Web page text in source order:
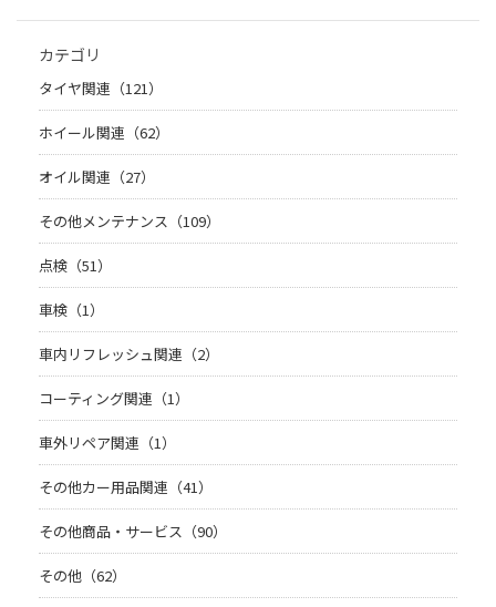
カテゴリ
タイヤ関連（121）
ホイール関連（62）
オイル関連（27）
その他メンテナンス（109）
点検（51）
車検（1）
車内リフレッシュ関連（2）
コーティング関連（1）
車外リペア関連（1）
その他カー用品関連（41）
その他商品・サービス（90）
その他（62）